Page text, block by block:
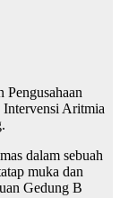
Pengusahaan
Intervensi Aritmia
dalam sebuah
muka dan
Gedung B